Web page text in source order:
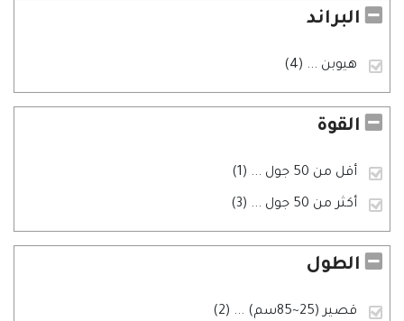
البراند
هيوبن ... (4)
القوة
أقل من 50 جول ... (1)
أكثر من 50 جول ... (3)
الطول
قصير (25~85سم) ... (2)